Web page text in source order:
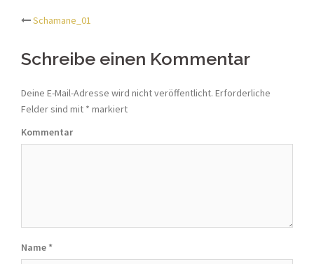
Beitrags-
Navigation
Schamane_01
Schreibe einen Kommentar
Deine E-Mail-Adresse wird nicht veröffentlicht. Erforderliche
Felder sind mit * markiert
Kommentar
Name *